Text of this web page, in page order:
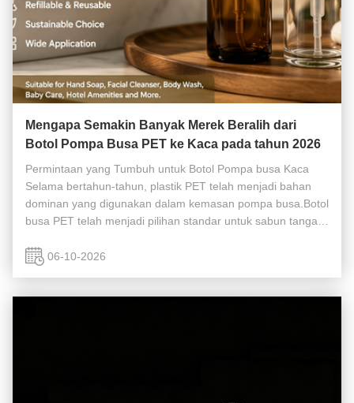
Mengapa Semakin Banyak Merek Beralih dari
Botol Pompa Busa PET ke Kaca pada tahun 2026
Permintaan yang Tumbuh untuk Botol Pompa busa Kaca
Selama bertahun-tahun, plastik PET telah menjadi bahan
dominan yang digunakan dalam kemasan pompa busa.Botol
busa PET telah menjadi pilihan standar untuk sabun tangan,
Namun, prioritas kemasan ...
06-10-2026